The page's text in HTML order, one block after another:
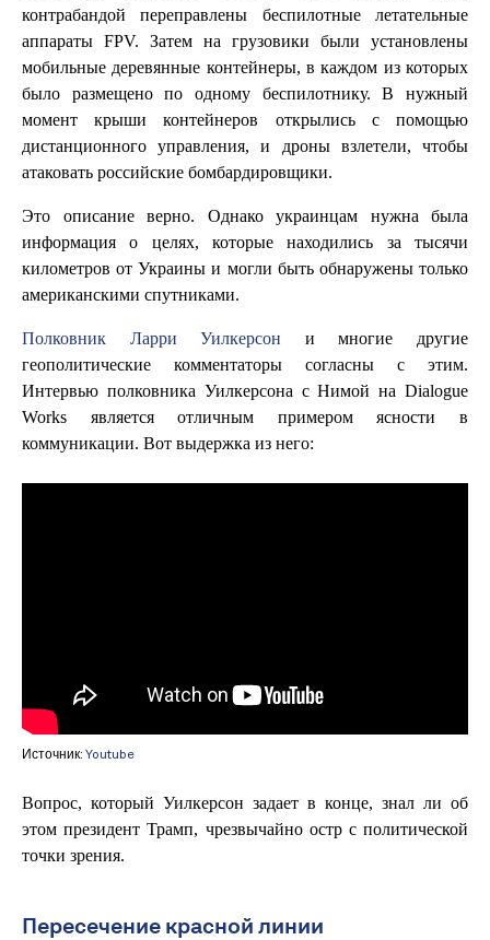
контрабандой переправлены беспилотные летательные
аппараты FPV. Затем на грузовики были установлены
мобильные деревянные контейнеры, в каждом из которых
было размещено по одному беспилотнику. В нужный
момент крыши контейнеров открылись с помощью
дистанционного управления, и дроны взлетели, чтобы
атаковать российские бомбардировщики.
Это описание верно. Однако украинцам нужна была
информация о целях, которые находились за тысячи
километров от Украины и могли быть обнаружены только
американскими спутниками.
Полковник Ларри Уилкерсон и многие другие
геополитические комментаторы согласны с этим.
Интервью полковника Уилкерсона с Нимой на Dialogue
Works является отличным примером ясности в
коммуникации. Вот выдержка из него:
Источник: Youtube
Вопрос, который Уилкерсон задает в конце, знал ли об
этом президент Трамп, чрезвычайно остр с политической
точки зрения.
Пересечение красной линии